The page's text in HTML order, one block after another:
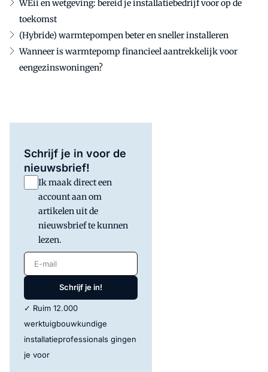
WEii en wetgeving: bereid je installatiebedrijf voor op de
toekomst
(Hybride) warmtepompen beter en sneller installeren
Wanneer is warmtepomp financieel aantrekkelijk voor
eengezinswoningen?
Schrijf je in voor de
nieuwsbrief!
Ik maak direct een
account aan om
artikelen uit de
nieuwsbrief te kunnen
lezen.
E-mail
Schrijf je in!
✓ Ruim 12.000
werktuigbouwkundige
installatieprofessionals gingen
je voor